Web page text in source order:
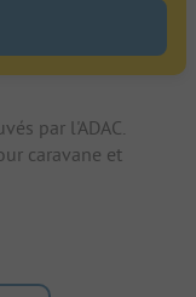
par l'ADAC.
caravane et